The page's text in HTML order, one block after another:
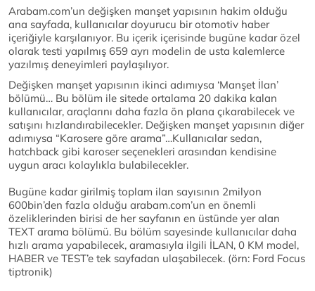
Arabam.com’un değişken manşet yapısının hakim olduğu
ana sayfada, kullanıcılar doyurucu bir otomotiv haber
içeriğiyle karşılanıyor. Bu içerik içerisinde bugüne kadar özel
olarak testi yapılmış 659 ayrı modelin de usta kalemlerce
yazılmış deneyimleri paylaşılıyor.
Değişken manşet yapısının ikinci adımıysa ‘Manşet İlan’
bölümü… Bu bölüm ile sitede ortalama 20 dakika kalan
kullanıcılar, araçlarını daha fazla ön plana çıkarabilecek ve
satışını hızlandırabilecekler. Değişken manşet yapısının diğer
adımıysa “Karosere göre arama”…Kullanıcılar sedan,
hatchback gibi karoser seçenekleri arasından kendisine
uygun aracı kolaylıkla bulabilecekler.
Bugüne kadar girilmiş toplam ilan sayısının 2milyon
600bin’den fazla olduğu arabam.com’un en önemli
özeliklerinden birisi de her sayfanın en üstünde yer alan
TEXT arama bölümü. Bu bölüm sayesinde kullanıcılar daha
hızlı arama yapabilecek, aramasıyla ilgili İLAN, 0 KM model,
HABER ve TEST’e tek sayfadan ulaşabilecek. (örn: Ford Focus
tiptronik)